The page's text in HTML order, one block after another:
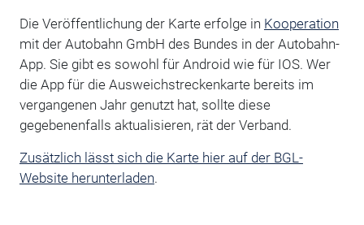
Die Veröffentlichung der Karte erfolge in Kooperation
mit der Autobahn GmbH des Bundes in der Autobahn-
App. Sie gibt es sowohl für Android wie für IOS. Wer
die App für die Ausweichstreckenkarte bereits im
vergangenen Jahr genutzt hat, sollte diese
gegebenenfalls aktualisieren, rät der Verband.
Zusätzlich lässt sich die Karte hier auf der BGL-
Website herunterladen.